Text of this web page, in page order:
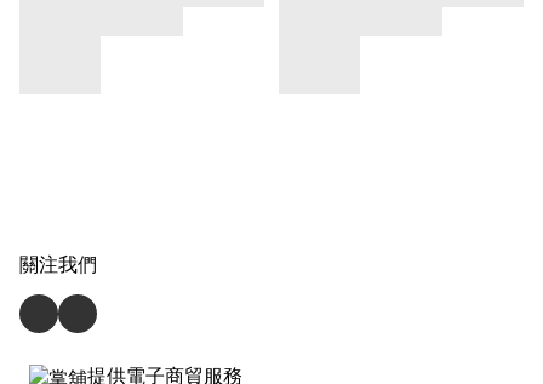
關注我們
提供電子商貿服務